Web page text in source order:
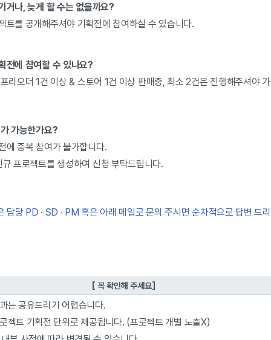
거나, 늦게 할 수는 없을까요?
트를 공개해주셔야 기획전에 참여하실 수 있습니다.
전에 참여할 수 있나요?
리오더 1건 이상 & 스토어 1건 이상 판매중, 최소 2건은 진행해주셔야
가능한가요?
에 중복 참여가 불가합니다.
프로젝트를 생성하여 신청 부탁드립니다.
담당 PD · SD · PM 혹은 아래 메일로 문의 주시면 순차적으로 답변 드
[ 꼭 확인해 주세요]
는 공유드리기 어렵습니다.
젝트 기획전 단위로 제공됩니다. (프로젝트 개별 노출X)